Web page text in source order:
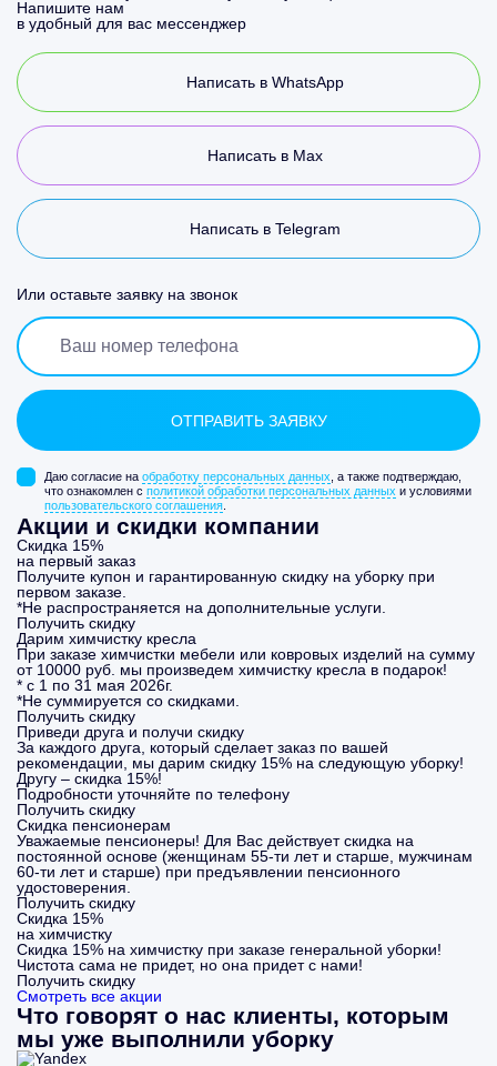
Напишите нам
в удобный для вас мессенджер
Написать в WhatsApp
Написать в Max
Написать в Telegram
Или оставьте заявку на звонок
Даю согласие на обработку персональных данных , а также подтверждаю,
что ознакомлен с политикой обработки персональных данных и условиями
пользовательского соглашения
Акции и скидки компании
Скидка 15%
на первый заказ
Получите купон и гарантированную скидку на уборку при
первом заказе.
*Не распространяется на дополнительные услуги.
Получить скидку
Дарим химчистку кресла
При заказе химчистки мебели или ковровых изделий на сумму
от 10000 руб. мы произведем химчистку кресла в подарок!
* с 1 по 31 мая 2026г.
*Не суммируется со скидками.
Получить скидку
Приведи друга и получи скидку
За каждого друга, который сделает заказ по вашей
рекомендации, мы дарим скидку 15% на следующую уборку!
Другу – скидка 15%!
Подробности уточняйте по телефону
Получить скидку
Скидка пенсионерам
Уважаемые пенсионеры! Для Вас действует скидка на
постоянной основе (женщинам 55-ти лет и старше, мужчинам
60-ти лет и старше) при предъявлении пенсионного
удостоверения.
Получить скидку
Скидка 15%
на химчистку
Скидка 15% на химчистку при заказе генеральной уборки!
Чистота сама не придет, но она придет с нами!
Получить скидку
Смотреть все акции
Что говорят о нас клиенты, которым
мы уже выполнили уборку